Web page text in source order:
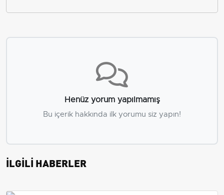
Henüz yorum yapılmamış
Bu içerik hakkında ilk yorumu siz yapın!
İLGİLİ HABERLER